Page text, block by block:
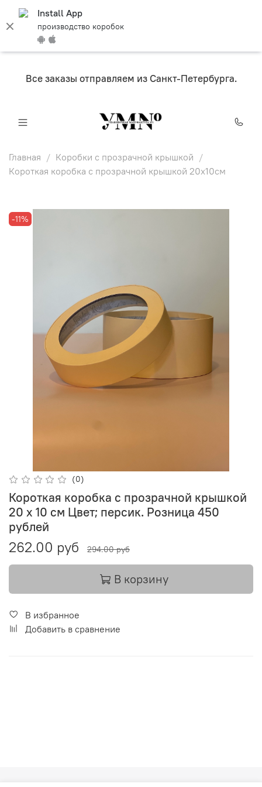
Install App
производство коробок
Все заказы отправляем из Санкт-Петербурга.
Главная
Коробки с прозрачной крышкой
Короткая коробка с прозрачной крышкой 20х10см
-11%
(0)
Короткая коробка с прозрачной крышкой
20 х 10 см Цвет; персик. Розница 450
рублей
262.00 руб 294.00 руб
В корзину
В избранное
Добавить в сравнение